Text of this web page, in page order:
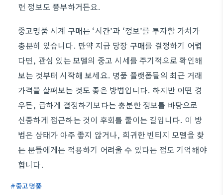
련 정보도 풍부하거든요.
중고명품 시계 구매는 ‘시간’과 ‘정보’를 투자할 가치가
충분히 있습니다. 만약 지금 당장 구매를 결정하기 어렵
다면, 관심 있는 모델의 중고 시세를 주기적으로 확인해
보는 것부터 시작해 보세요. 명품 플랫폼들의 최근 거래
가격을 살펴보는 것도 좋은 방법입니다. 하지만 어떤 경
우든, 급하게 결정하기보다는 충분한 정보를 바탕으로
신중하게 접근하는 것이 후회를 줄이는 길입니다. 이 방
법은 상태가 아주 좋지 않거나, 희귀한 빈티지 모델을 찾
는 분들에게는 적용하기 어려울 수 있다는 점도 기억해야
합니다.
중고명품